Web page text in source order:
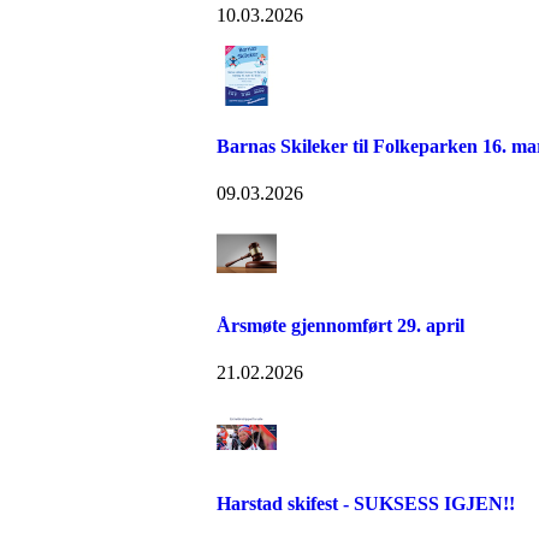
10.03.2026
Barnas Skileker til Folkeparken 16.
09.03.2026
Årsmøte gjennomført 29. april
21.02.2026
Harstad skifest - SUKSESS IGJEN!!